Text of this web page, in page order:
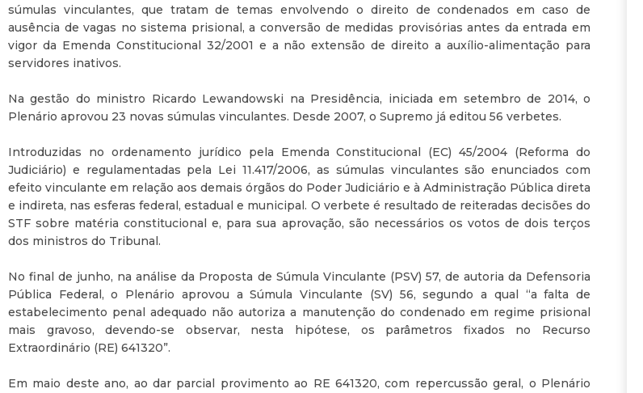
súmulas vinculantes, que tratam de temas envolvendo o direito de condenados em caso de
ausência de vagas no sistema prisional, a conversão de medidas provisórias antes da entrada em
vigor da Emenda Constitucional 32/2001 e a não extensão de direito a auxílio-alimentação para
servidores inativos.
Na gestão do ministro Ricardo Lewandowski na Presidência, iniciada em setembro de 2014, o
Plenário aprovou 23 novas súmulas vinculantes. Desde 2007, o Supremo já editou 56 verbetes.
Introduzidas no ordenamento jurídico pela Emenda Constitucional (EC) 45/2004 (Reforma do
Judiciário) e regulamentadas pela Lei 11.417/2006, as súmulas vinculantes são enunciados com
efeito vinculante em relação aos demais órgãos do Poder Judiciário e à Administração Pública direta
e indireta, nas esferas federal, estadual e municipal. O verbete é resultado de reiteradas decisões do
STF sobre matéria constitucional e, para sua aprovação, são necessários os votos de dois terços
dos ministros do Tribunal.
No final de junho, na análise da Proposta de Súmula Vinculante (PSV) 57, de autoria da Defensoria
Pública Federal, o Plenário aprovou a Súmula Vinculante (SV) 56, segundo a qual “a falta de
estabelecimento penal adequado não autoriza a manutenção do condenado em regime prisional
mais gravoso, devendo-se observar, nesta hipótese, os parâmetros fixados no Recurso
Extraordinário (RE) 641320”.
Em maio deste ano, ao dar parcial provimento ao RE 641320, com repercussão geral, o Plenário